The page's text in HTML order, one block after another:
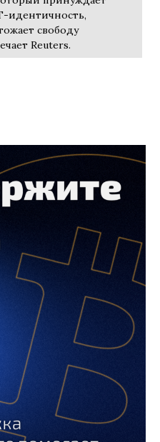
идентичность,
свободу
Reuters.